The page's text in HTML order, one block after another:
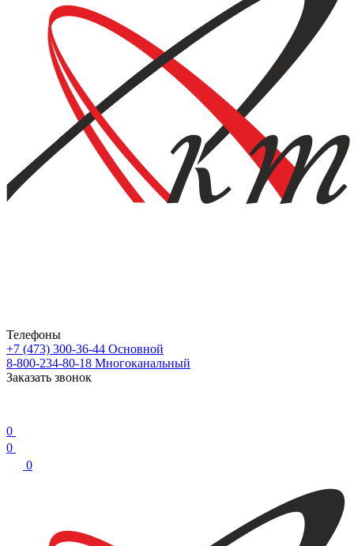
Телефоны
+7 (473) 300-36-44 Основной
8-800-234-80-18 Многоканальный
Заказать звонок
0
0
0